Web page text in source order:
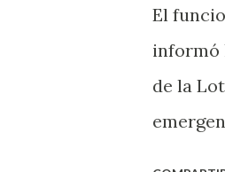
El
informó
de la